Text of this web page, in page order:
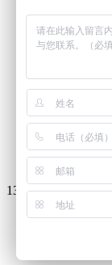
常见的高速
友情链接 :
碰碰车
钢制拖链
液体涡轮流
铝压铸件
碳刷厂家
油压冲床
13812860366